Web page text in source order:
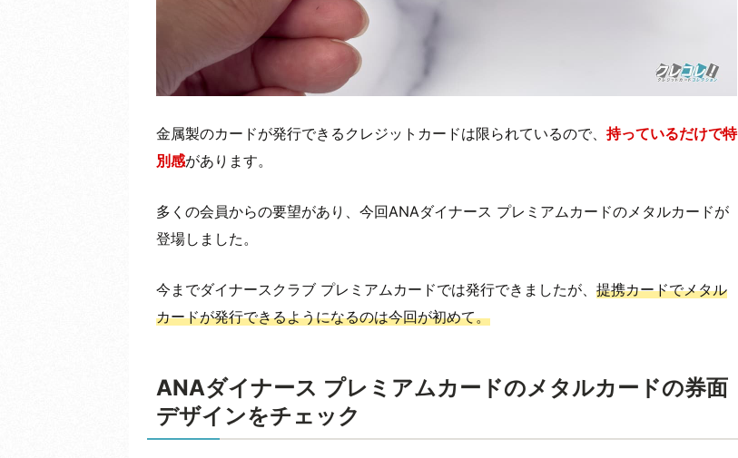
金属製のカードが発行できるクレジットカードは限られているので、 持っているだけで特
別感があります。
多くの会員からの要望があり、今回ANAダイナース プレミアムカードのメタルカードが
登場しました。
今までダイナースクラブ プレミアムカードでは発行できましたが、 提携カードでメタル
カードが発行できるようになるのは今回が初めて。
ANAダイナース プレミアムカードのメタルカードの券面
デザインをチェック